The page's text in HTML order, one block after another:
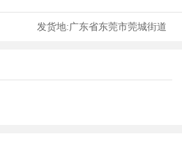
发货地:广东省东莞市莞城街道